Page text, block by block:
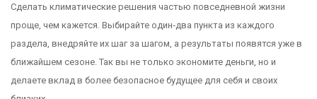
Сделать климатические решения частью повседневной жизни
проще, чем кажется. Выбирайте один‑два пункта из каждого
раздела, внедряйте их шаг за шагом, а результаты появятся уже в
ближайшем сезоне. Так вы не только экономите деньги, но и
делаете вклад в более безопасное будущее для себя и своих